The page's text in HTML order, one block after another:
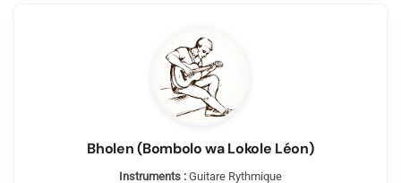
Bholen (Bombolo wa Lokole Léon)
Instruments : Guitare Rythmique